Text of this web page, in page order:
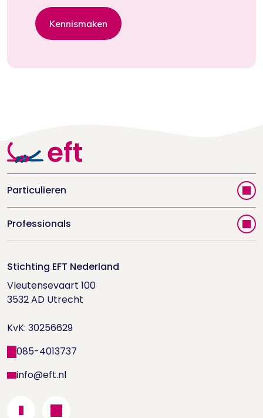
Kennismaken
Particulieren
Vind jouw therapeut
Videoportal
Doe de relatietest
Houd me Vast-bijeenkomsten
Professionals
Trainingen
Supervisorenlijst
Nieuwsbrief ontvangen?
Wetenschappelijk onderzoek
Stichting EFT Nederland
Vleutensevaart 100
3532 AD Utrecht
KvK: 30256629
085-4013737
info@eft.nl